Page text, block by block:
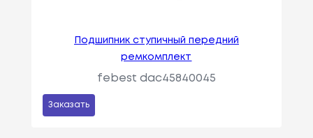
Подшипник ступичный передний
ремкомплект
febest dac45840045
Заказать